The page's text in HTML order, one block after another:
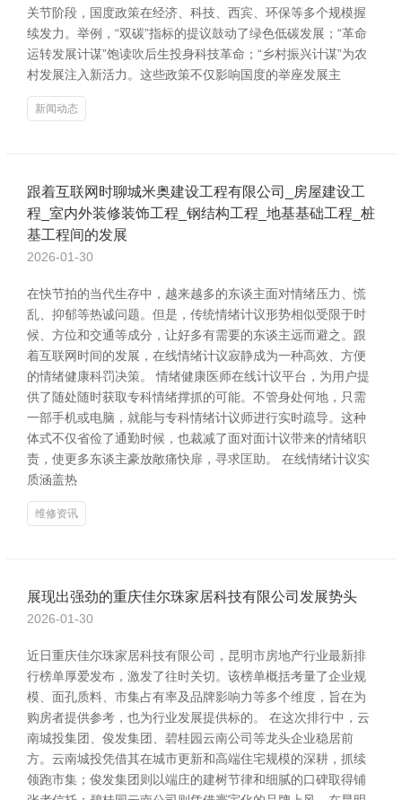
关节阶段，国度政策在经济、科技、西宾、环保等多个规模握
续发力。举例，“双碳”指标的提议鼓动了绿色低碳发展；“革命
运转发展计谋”饱读吹后生投身科技革命；“乡村振兴计谋”为农
村发展注入新活力。这些政策不仅影响国度的举座发展主
新闻动态
跟着互联网时聊城米奥建设工程有限公司_房屋建设工
程_室内外装修装饰工程_钢结构工程_地基基础工程_桩
基工程间的发展
2026-01-30
在快节拍的当代生存中，越来越多的东谈主面对情绪压力、慌
乱、抑郁等热诚问题。但是，传统情绪计议形势相似受限于时
候、方位和交通等成分，让好多有需要的东谈主远而避之。跟
着互联网时间的发展，在线情绪计议寂静成为一种高效、方便
的情绪健康科罚决策。 情绪健康医师在线计议平台，为用户提
供了随处随时获取专科情绪撑抓的可能。不管身处何地，只需
一部手机或电脑，就能与专科情绪计议师进行实时疏导。这种
体式不仅省俭了通勤时候，也裁减了面对面计议带来的情绪职
责，使更多东谈主豪放敞痛快扉，寻求匡助。 在线情绪计议实
质涵盖热
维修资讯
展现出强劲的重庆佳尔珠家居科技有限公司发展势头
2026-01-30
近日重庆佳尔珠家居科技有限公司，昆明市房地产行业最新排
行榜单厚爱发布，激发了往时关切。该榜单概括考量了企业规
模、面孔质料、市集占有率及品牌影响力等多个维度，旨在为
购房者提供参考，也为行业发展提供标的。 在这次排行中，云
南城投集团、俊发集团、碧桂园云南公司等龙头企业稳居前
方。云南城投凭借其在城市更新和高端住宅规模的深耕，抓续
领跑市集；俊发集团则以端庄的建树节律和细腻的口碑取得铺